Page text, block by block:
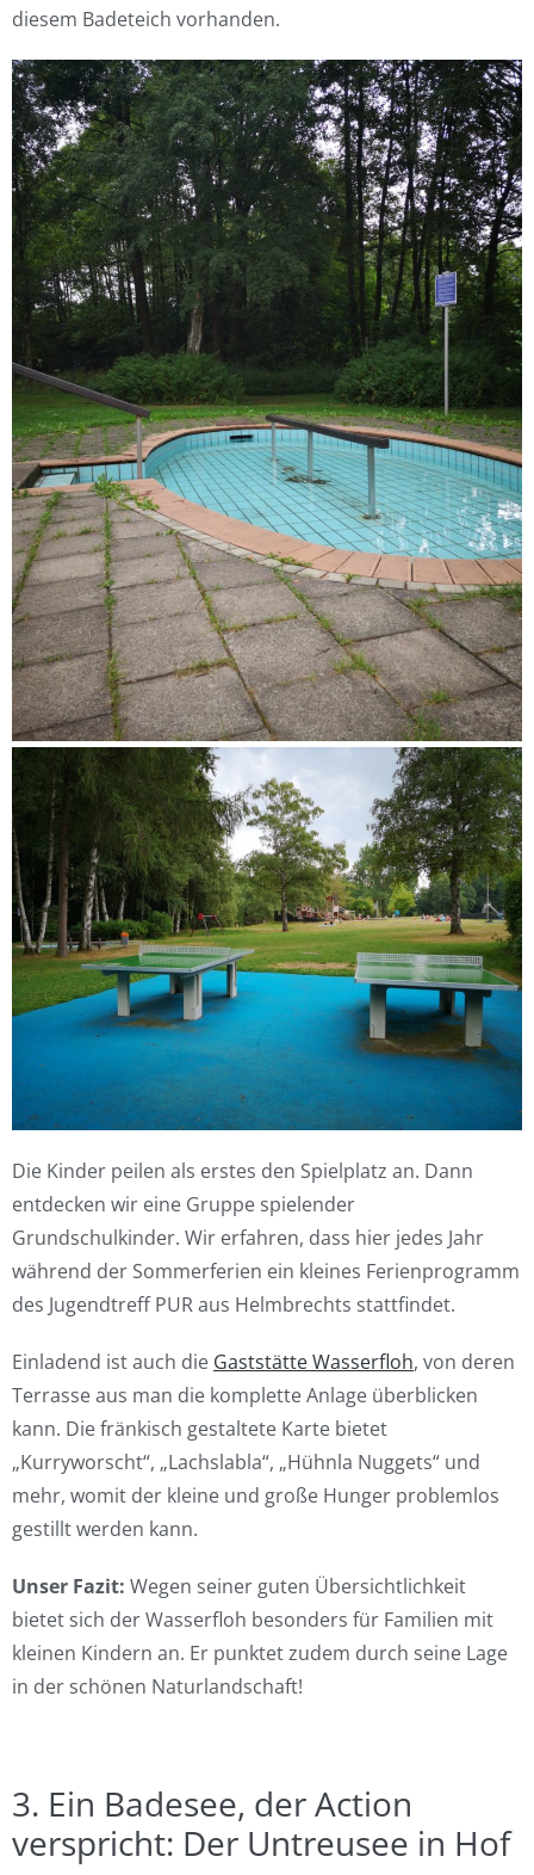
diesem Badeteich vorhanden.
Die Kinder peilen als erstes den Spielplatz an. Dann
entdecken wir eine Gruppe spielender
Grundschulkinder. Wir erfahren, dass hier jedes Jahr
während der Sommerferien ein kleines Ferienprogramm
des Jugendtreff PUR aus Helmbrechts stattfindet.
Einladend ist auch die Gaststätte Wasserfloh, von deren
Terrasse aus man die komplette Anlage überblicken
kann. Die fränkisch gestaltete Karte bietet
„Kurryworscht“, „Lachslabla“, „Hühnla Nuggets“ und
mehr, womit der kleine und große Hunger problemlos
gestillt werden kann.
Unser Fazit: Wegen seiner guten Übersichtlichkeit
bietet sich der Wasserfloh besonders für Familien mit
kleinen Kindern an. Er punktet zudem durch seine Lage
in der schönen Naturlandschaft!
3. Ein Badesee, der Action
verspricht: Der Untreusee in Hof